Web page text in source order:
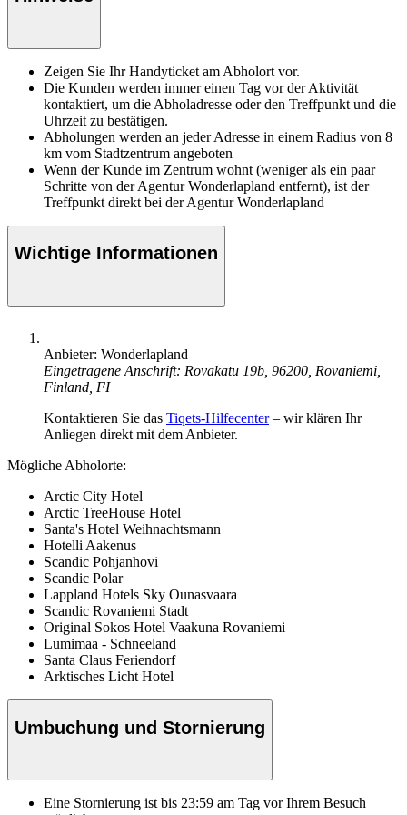
Zeigen Sie Ihr Handyticket am Abholort vor.
Die Kunden werden immer einen Tag vor der Aktivität
kontaktiert, um die Abholadresse oder den Treffpunkt und die
Uhrzeit zu bestätigen.
Abholungen werden an jeder Adresse in einem Radius von 8
km vom Stadtzentrum angeboten
Wenn der Kunde im Zentrum wohnt (weniger als ein paar
Schritte von der Agentur Wonderlapland entfernt), ist der
Treffpunkt direkt bei der Agentur Wonderlapland
Wichtige Informationen
Anbieter: Wonderlapland
Eingetragene Anschrift: Rovakatu 19b, 96200, Rovaniemi,
Finland, FI
Kontaktieren Sie das Tiqets-Hilfecenter– wir klären Ihr
Anliegen direkt mit dem Anbieter.
Mögliche Abholorte:
Arctic City Hotel
Arctic TreeHouse Hotel
Santa's Hotel Weihnachtsmann
Hotelli Aakenus
Scandic Pohjanhovi
Scandic Polar
Lappland Hotels Sky Ounasvaara
Scandic Rovaniemi Stadt
Original Sokos Hotel Vaakuna Rovaniemi
Lumimaa - Schneeland
Santa Claus Feriendorf
Arktisches Licht Hotel
Umbuchung und Stornierung
Eine Stornierung ist bis 23:59 am Tag vor Ihrem Besuch